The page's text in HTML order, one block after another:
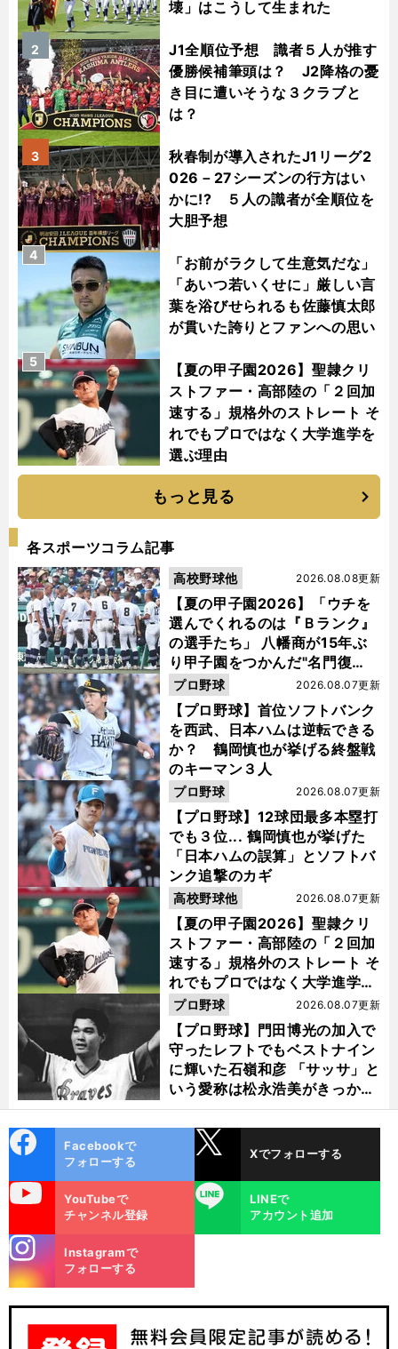
壊」はこうして生まれた
J1全順位予想 識者５人が推す
優勝候補筆頭は？ J2降格の憂
き目に遭いそうな３クラブと
は？
2
秋春制が導入されたJ1リーグ2
026－27シーズンの行方はい
かに!? ５人の識者が全順位を
大胆予想
3
「お前がラクして生意気だな」
「あいつ若いくせに」厳しい言
葉を浴びせられるも佐藤慎太郎
が貫いた誇りとファンへの思い
4
【夏の甲子園2026】聖隷クリ
ストファー・高部陸の「２回加
速する」規格外のストレート そ
れでもプロではなく大学進学を
選ぶ理由
5
もっと見る
各スポーツコラム記事
【夏の甲子園2026】「ウチを
選んでくれるのは『Ｂランク』
の選手たち」 八幡商が15年ぶ
り甲子園をつかんだ"名門復
活"の舞台裏
2026.08.08更新
高校野球他
【プロ野球】首位ソフトバンク
を西武、日本ハムは逆転できる
か？ 鶴岡慎也が挙げる終盤戦
のキーマン３人
2026.08.07更新
プロ野球
【プロ野球】12球団最多本塁打
でも３位... 鶴岡慎也が挙げた
「日本ハムの誤算」とソフトバ
ンク追撃のカギ
2026.08.07更新
プロ野球
【夏の甲子園2026】聖隷クリ
ストファー・高部陸の「２回加
速する」規格外のストレート そ
れでもプロではなく大学進学を
選ぶ理由
2026.08.07更新
高校野球他
【プロ野球】門田博光の加入で
守ったレフトでもベストナイン
に輝いた石嶺和彦 「サッサ」と
いう愛称は松永浩美がきっか
け？
2026.08.07更新
プロ野球
ok
Facebookで
フォローする
Xでフォローする
YouTubeで
チャンネル登録
LINE
LINEで
アカウント追加
m
Instagramで
フォローする